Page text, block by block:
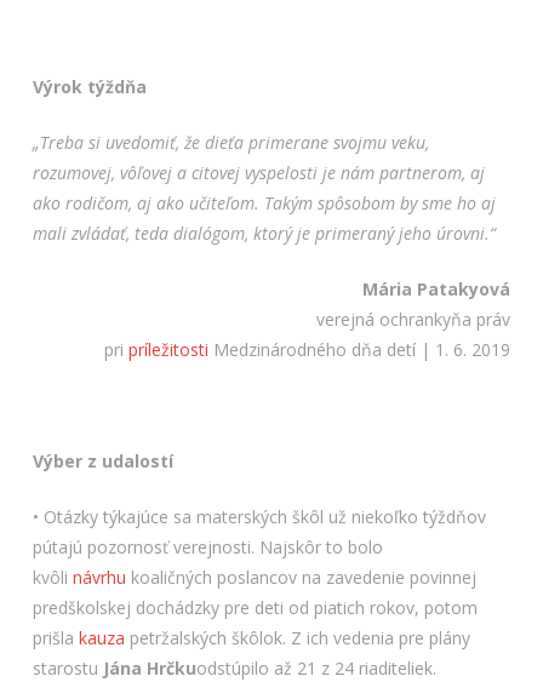
Výrok týždňa
„Treba si uvedomiť, že dieťa primerane svojmu veku,
rozumovej, vôľovej a citovej vyspelosti je nám partnerom, aj
ako rodičom, aj ako učiteľom. Takým spôsobom by sme ho aj
mali zvládať, teda dialógom, ktorý je primeraný jeho úrovni.“
Mária Patakyová
verejná ochrankyňa práv
pripríležitosti Medzinárodného dňa detí | 1. 6. 2019
Výber z udalostí
• Otázky týkajúce sa materských škôl už niekoľko týždňov
pútajú pozornosť verejnosti. Najskôr to bolo
kvôli návrhu koaličných poslancov na zavedenie povinnej
predškolskej dochádzky pre deti od piatich rokov, potom
prišla kauza petržalských škôlok. Z ich vedenia pre plány
starostu Jána Hrčkuodstúpilo až 21 z 24 riaditeliek.